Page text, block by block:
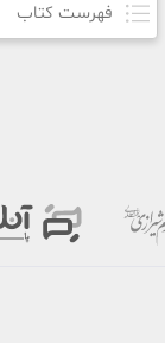
فهرست کتاب